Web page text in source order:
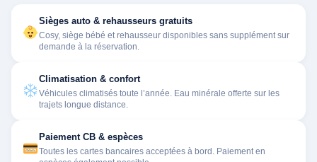
Sièges auto & rehausseurs gratuits
Cosy, siège bébé et rehausseur disponibles sans supplément sur
demande à la réservation.
Climatisation & confort
Véhicules climatisés toute l’année. Eau minérale offerte sur les
trajets longue distance.
Paiement CB & espèces
Toutes les cartes bancaires acceptées à bord. Paiement en